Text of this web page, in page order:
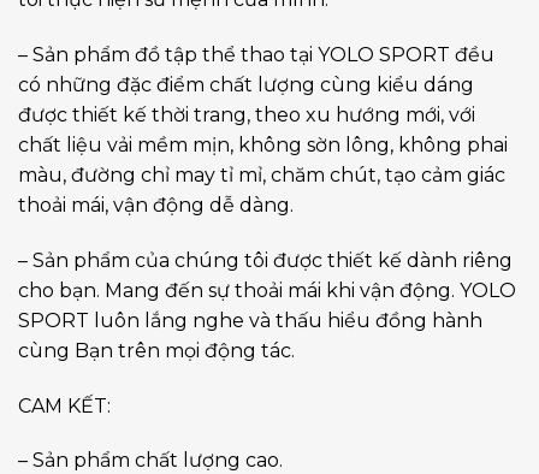
– Sản phẩm đồ tập thể thao tại YOLO SPORT đều
có những đặc điểm chất lượng cùng kiểu dáng
được thiết kế thời trang, theo xu hướng mới, với
chất liệu vải mềm mịn, không sờn lông, không phai
màu, đường chỉ may tỉ mỉ, chăm chút, tạo cảm giác
thoải mái, vận động dễ dàng.
– Sản phẩm của chúng tôi được thiết kế dành riêng
cho bạn. Mang đến sự thoải mái khi vận động. YOLO
SPORT luôn lắng nghe và thấu hiểu đồng hành
cùng Bạn trên mọi động tác.
CAM KẾT:
– Sản phẩm chất lượng cao.